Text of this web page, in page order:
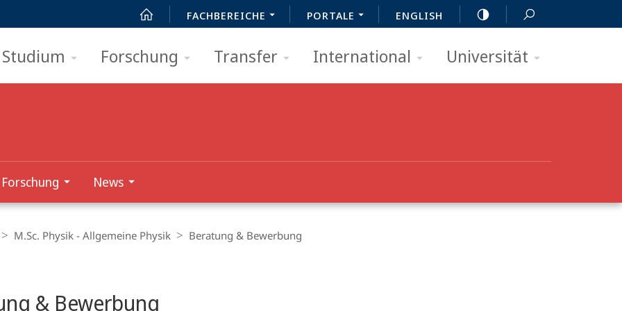
FACHBEREICHE PORTALE ENGLISH
Studium Forschung Transfer International Universität
Forschung News
M.Sc. Physik - Allgemeine Physik Beratung & Bewerbung
& Bewerbung